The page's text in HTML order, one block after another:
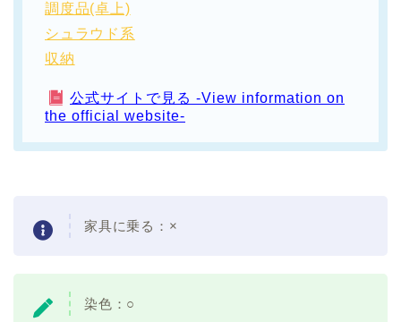
調度品(卓上)
シュラウド系
収納
公式サイトで見る -View information on
the official website-
家具に乗る： ×
染色： ○